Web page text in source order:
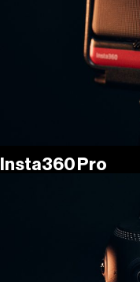
Insta360 Pro